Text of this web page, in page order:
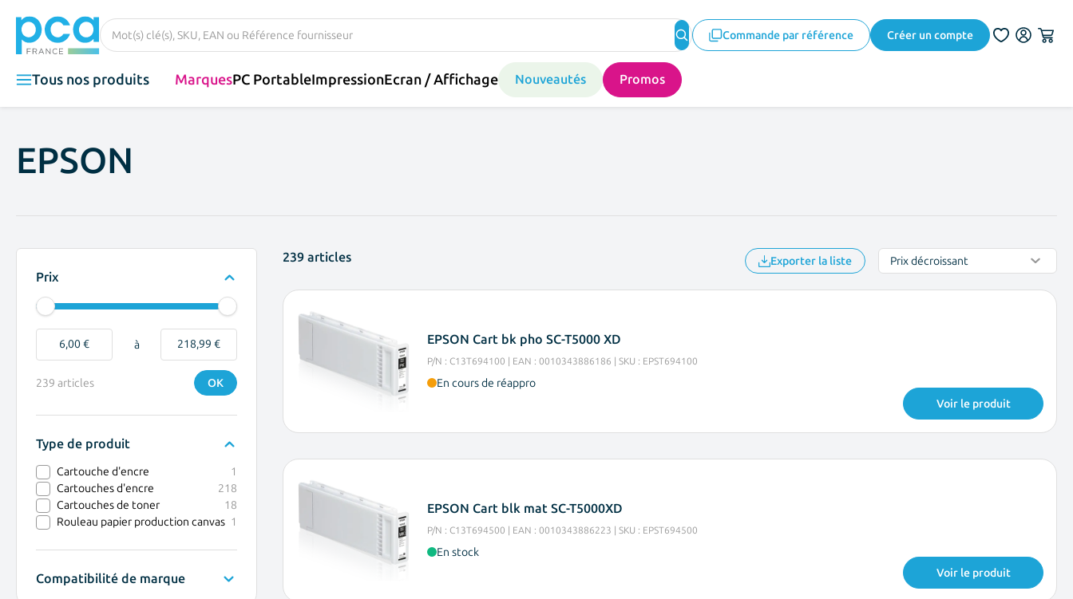
Rechercher dans tout le magasin...
Commande par référence Créer un compte
Tous nos produits MarquesPC PortableImpressionEcran / Affichage Nouveautés Promos
EPSON
Prix
filter
6,00 € à 218,99 €
239 articles OK
Type de produit
filter
Cartouche d'encre 1
products available
Cartouches d'encre
218 products available
Cartouches de toner
18
Rouleau papier production canvas 1 products available
Compatibilité de marque
filter
239 articles Exporter la liste
EPSON Cart bk pho SC-T5000 XD
P/N : C13T694100 | EAN : 0010343886186 | SKU : EPST694100
En cours de réappro
Voir le produit
EPSON Cart blk mat SC-T5000XD
P/N : C13T694500 | EAN : 0010343886223 | SKU : EPST694500
En stock
Voir le produit